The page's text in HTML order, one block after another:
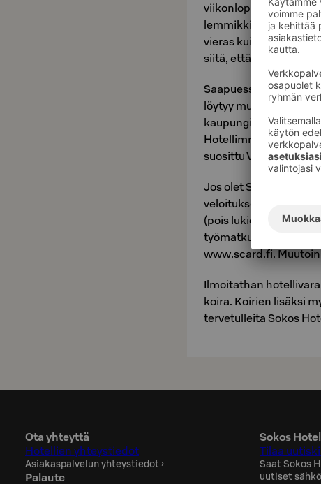
viikonloppumatkalle,
lemmikkiystävällisiin
vieras kuin sinäkin.
siitä, että kaikkien
Saapuessanne
löytyy muun muassa
kaupungin
Hotellimme
suosittu
Jos olet S-Cardin
veloituksetta, kun
(pois lukien S-Card
työmatkustajan
www.scard.fi.
Ilmoitathan
koira. Koirien lisäksi
tervetulleita Sokos
Ota yhteyttä
Hotellien yhteystiedot
Asiakaspalvelun yhteystiedot ›
Palaute
Sokos
Tilaa
Saat Sokos
uutiset